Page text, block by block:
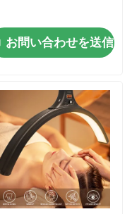
お問い合わせを送信